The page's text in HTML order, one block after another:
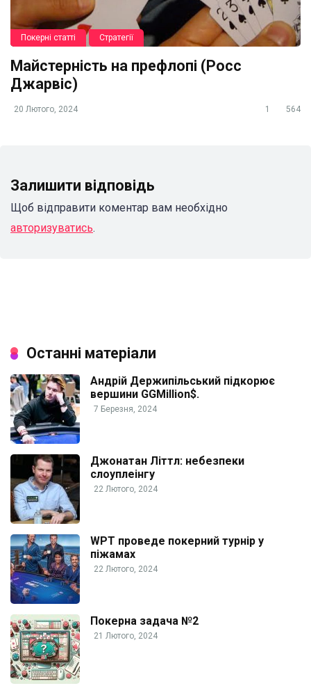
Покерні статті Стратегії
Майстерність на префлопі (Росс
Джарвіс)
20 Лютого, 2024 1 564
Залишити відповідь
Щоб відправити коментар вам необхідно
авторизуватись.
Останні матеріали
Андрій Держипільський підкорює
вершини GGMillion$.
7 Березня, 2024
Джонатан Літтл: небезпеки
слоуплеінгу
22 Лютого, 2024
WPT проведе покерний турнір у
піжамах
22 Лютого, 2024
Покерна задача №2
21 Лютого, 2024